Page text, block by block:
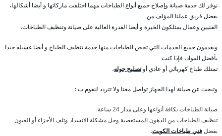
نوفر لك خدمة صيانة وإصلاح جميع أنواع الطباخات مهما اختلفت ماركاتها و أيضا أشكالها،
بفضل فريق عملنا المؤلف من
الفنيين وعمال يمتلكون الخبرة و أيضا القدرة العالية على صيانة وتنظيف الطباخات،
ويقدمون جميع الخدمات التي تخص الطباخات منها خدمة تنظيف الطباخ و أيضا غسيله جيدا
بأفضل المواد، فإذا كنت
تمتلك طباخ كهربائي أو عادي أوتصليح جوله،
وتبحث عن صيانة لهذا الجهاز تواصل معنا ولا تتردد لنقوم ب :
صيانة الطباخات بكافة أنواعها وعلى مدار 24 ساعة.
تنظيف الطباخات من الدهون المستعصية وحل مشكلة الانسداد وتلف الأجزاء أو العيون
بفضلفني طباخات الكويت.